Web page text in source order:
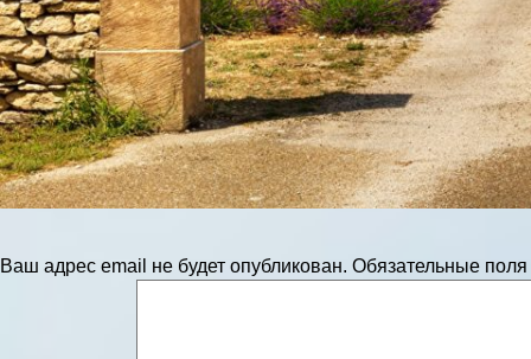
Ваш адрес email не будет опубликован. Обязательные